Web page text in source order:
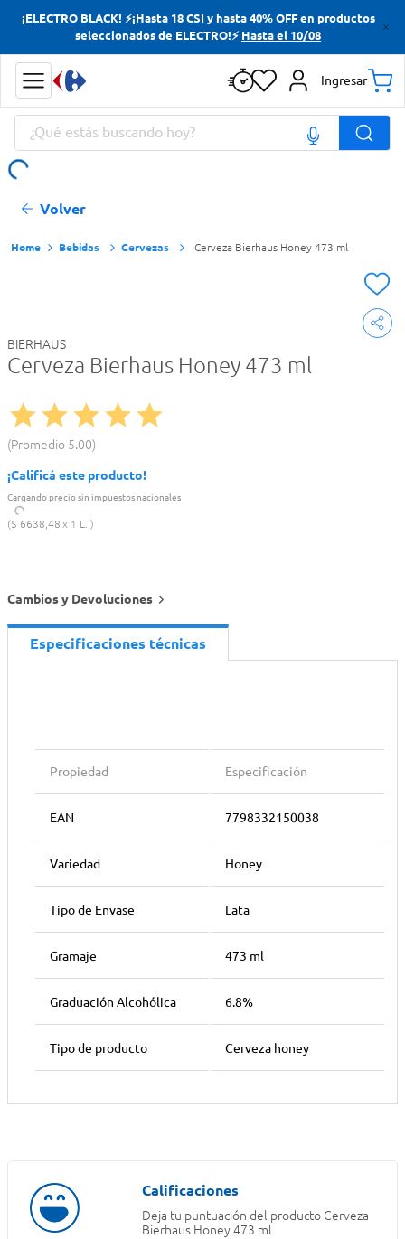
¡ELECTRO BLACK! ⚡¡Hasta 18 CSI y hasta 40% OFF en productos
seleccionados de ELECTRO!⚡ Hasta el 10/08
Ingresar
¿Qué estás buscando hoy?
Volver
Bebidas Cervezas Cerveza Bierhaus Honey 473 ml
BIERHAUS
Cerveza Bierhaus Honey 473 ml
Promedio 5.00
¡Calificá este producto!
Cargando precio sin impuestos nacionales
$ 6638,48 1 L.
Cambios y Devoluciones
Especificaciones técnicas
Propiedad Especificación
EAN 7798332150038
Variedad Honey
Tipo de Envase Lata
Gramaje 473 ml
Graduación Alcohólica 6.8%
Tipo de producto Cerveza honey
Deja tu puntuación del producto Cerveza
Bierhaus Honey 473 ml
Yerba
Cerveza
Términos más buscados
Yerba
Cerveza
Doves
Jabon Tocador